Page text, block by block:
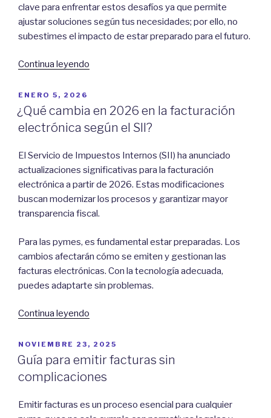
clave para enfrentar estos desafíos ya que permite
ajustar soluciones según tus necesidades; por ello, no
subestimes el impacto de estar preparado para el futuro.
Continua leyendo
pyme
necesita
una
plataforma
modular
en
2026?”
POSTED
ON
ENERO 5, 2026
¿Qué cambia en 2026 en la facturación
electrónica según el SII?
El Servicio de Impuestos Internos (SII) ha anunciado
actualizaciones significativas para la facturación
electrónica a partir de 2026. Estas modificaciones
buscan modernizar los procesos y garantizar mayor
transparencia fiscal.
Para las pymes, es fundamental estar preparadas. Los
cambios afectarán cómo se emiten y gestionan las
facturas electrónicas. Con la tecnología adecuada,
puedes adaptarte sin problemas.
Continua leyendo
en
2026
electrónica
POSTED
ON
NOVIEMBRE 23, 2025
Guía para emitir facturas sin
complicaciones
Emitir facturas es un proceso esencial para cualquier